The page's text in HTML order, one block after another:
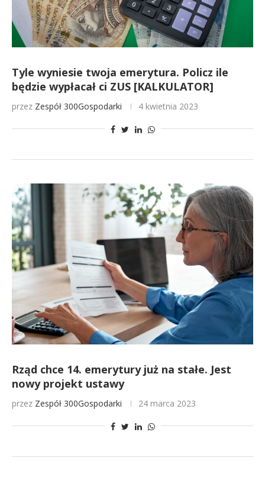
Tyle wyniesie twoja emerytura. Policz ile
będzie wypłacał ci ZUS [KALKULATOR]
przez Zespół 300Gospodarki 4 kwietnia 2023
Rząd chce 14. emerytury już na stałe. Jest
nowy projekt ustawy
przez Zespół 300Gospodarki 24 marca 2023